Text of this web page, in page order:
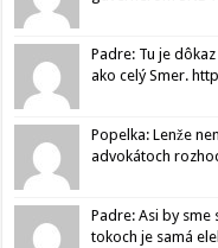
Padre: Tu je
ako celý Smer.
Popelka: Lenže
advokátoch
Padre: Asi by sme
tokoch je samá